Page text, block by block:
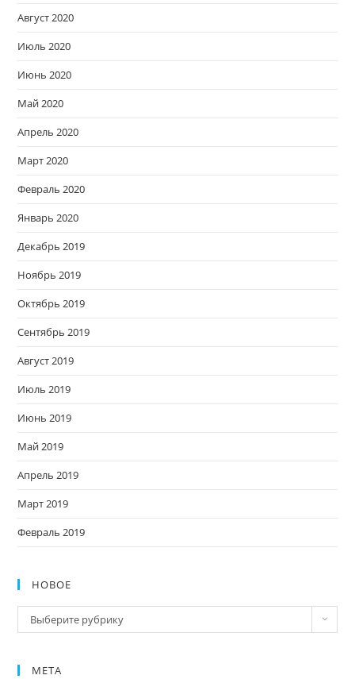
Август 2020
Июль 2020
Июнь 2020
Май 2020
Апрель 2020
Март 2020
Февраль 2020
Январь 2020
Декабрь 2019
Ноябрь 2019
Октябрь 2019
Сентябрь 2019
Август 2019
Июль 2019
Июнь 2019
Май 2019
Апрель 2019
Март 2019
Февраль 2019
НОВОЕ
Новое
Выберите рубрику
МЕТА